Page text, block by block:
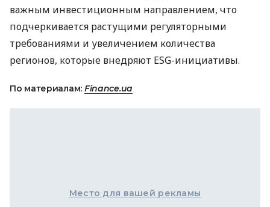
важным инвестиционным направлением, что
подчеркивается растущими регуляторными
требованиями и увеличением количества
регионов, которые внедряют ESG-инициативы.
По материалам: Finance.ua
Место для вашей рекламы